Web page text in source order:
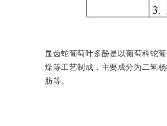
显齿蛇葡萄叶多酚是以葡萄科蛇
燥等工艺制成，主要成分为二氢
肪等。